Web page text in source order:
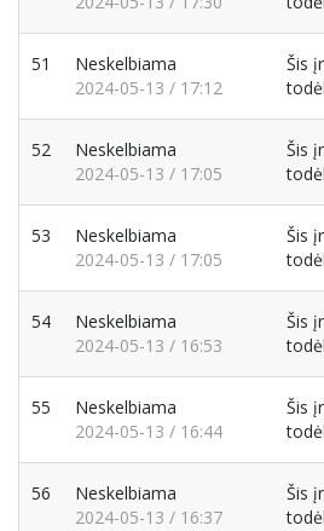
51
Neskelbiama
2024-05-13 / 17:12
Šis
52
Neskelbiama
2024-05-13 / 17:05
Šis
53
Neskelbiama
2024-05-13 / 17:05
Šis
54
Neskelbiama
2024-05-13 / 16:53
Šis
55
Neskelbiama
2024-05-13 / 16:44
Šis
56
Neskelbiama
2024-05-13 / 16:37
Šis